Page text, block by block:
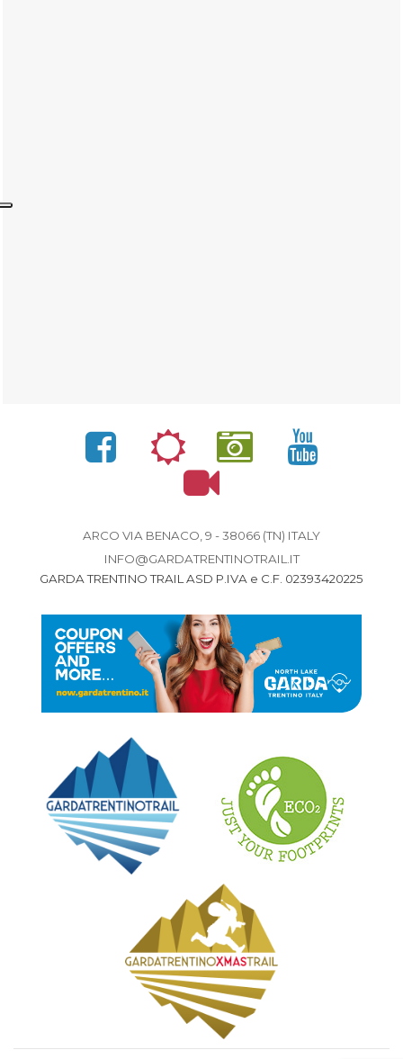
ARCO VIA BENACO, 9 - 38066 (TN) ITALY
INFO@GARDATRENTINOTRAIL.IT
GARDA TRENTINO TRAIL ASD P.IVA e C.F. 02393420225